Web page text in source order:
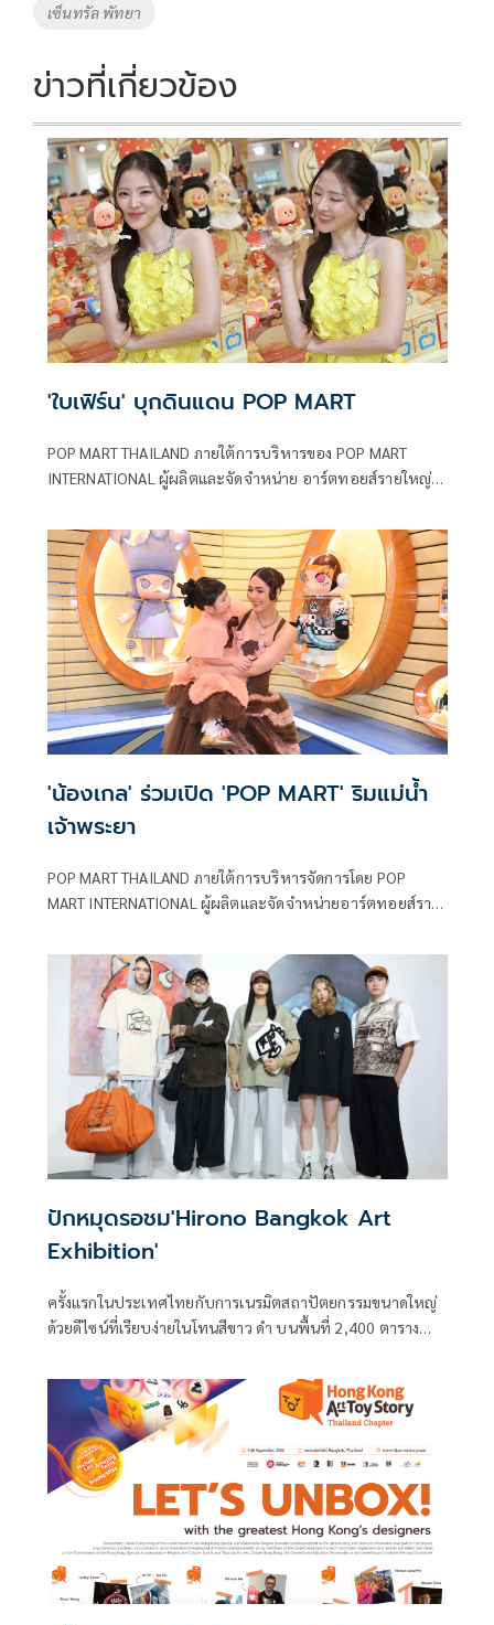
เซ็นทรัล พัทยา
ข่าวที่เกี่ยวข้อง
'ใบเฟิร์น' บุกดินแดน POP MART
POP MART THAILAND ภายใต้การบริหารของ POP MART
INTERNATIONAL ผู้ผลิตและจัดจำหน่าย อาร์ตทอยส์รายใหญ่
TWINKLE TWINKLE EVENT ครั้งแรกในประเทศไทย ณ Fashion
Hall ชั้น 1 ศูนย์การค้าสยามพารากอน ระหว่างวันที่ 23
มกราคม – 1 กุมภาพันธ์ 2569 ยกจักรวาลแห่งความน่ารักของ
คาแรคเตอร์ที่กำลังเป็นที่นิยมและครองใจนักสะสมทั่วโลก มาให้
แฟน ๆ ชาวไทยได้สัมผัสอย่างใกล้ชิด
'น้องเกล' ร่วมเปิด 'POP MART' ริมแม่น้ำ
เจ้าพระยา
POP MART THAILAND ภายใต้การบริหารจัดการโดย POP
MART INTERNATIONAL ผู้ผลิตและจัดจำหน่ายอาร์ตทอยส์ราย
Manager บริษัท ป๊อป มาร์ท (ประเทศไทย) จัดงาน POP MART
SAWASDEE ICONSIAM เฉลิมฉลองการเปิดตัว Global
Landmark Store แห่งใหม่ล่าสุดในประเทศไทย บนพื้นที่กว่า
760 ตารางเมตร ณ ชั้น 7 ไอคอนสยาม
ปักหมุดรอชม'Hirono Bangkok Art
Exhibition'
ครั้งแรกในประเทศไทยกับการเนรมิตสถาปัตยกรรมขนาดใหญ่
ด้วยดีไซน์ที่เรียบง่ายในโทนสีขาว ดำ บนพื้นที่ 2,400 ตาราง
ของ Hirono (ฮิโรโนะ) หนึ่งในผลงานอาร์ตทอยส์ TOP 5
คาแรคเตอร์ของ POP MART THAILAND